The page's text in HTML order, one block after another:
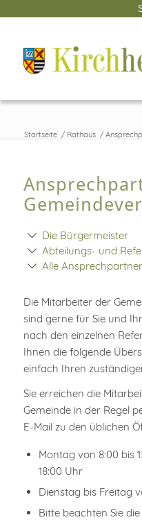
Startseite / Rathaus /
Die Bürgermeister
Abteilungs- und
Alle
Die Mitarbeiter der
sind gerne für Sie und
nach den einzelnen
Ihnen die folgende
einfach Ihren
Sie erreichen die
Gemeinde in der Regel
E-Mail zu den üblichen
Montag von 8:00 bis
18:00 Uhr
Dienstag bis Freitag
Bitte beachten Sie